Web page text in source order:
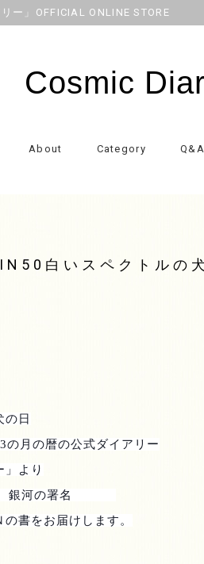
ー」OFFICIAL ONLINE STORE
Cosmic
About Category Q&A
白いスペクトルの
の日
の月の暦の公式ダイアリー
」より
銀河の署名
書をお届けします。